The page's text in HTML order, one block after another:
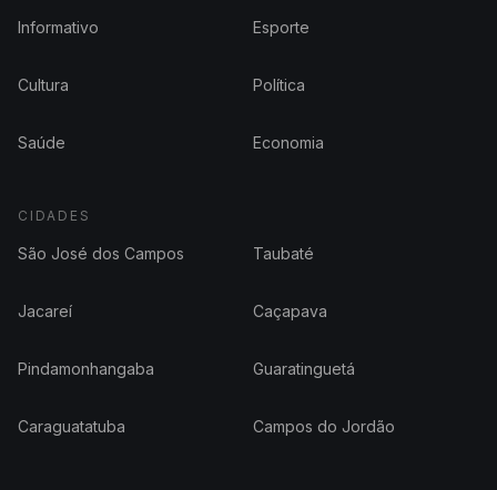
Informativo Esporte
Cultura Política
Saúde Economia
CIDADES
São José dos Campos Taubaté
Jacareí Caçapava
Pindamonhangaba Guaratinguetá
Caraguatatuba Campos do Jordão